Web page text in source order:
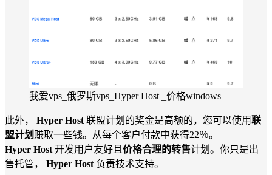
我爱vps_俄罗斯vps_Hyper Host _价格windows
此外， Hyper Host 联盟计划的奖金是高额的，您可以使用联
盟计划 赚取一些钱。从每个客户付款中获得22％。
Hyper Host 开发用户友好且 价格合理的转售计划。你只是出
售托管， Hyper Host 负责技术支持。